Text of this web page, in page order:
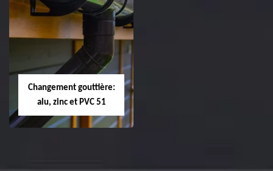
Réparation et
changement de
tuile de rive 51
Changement gouttière:
alu, zinc et PVC 51